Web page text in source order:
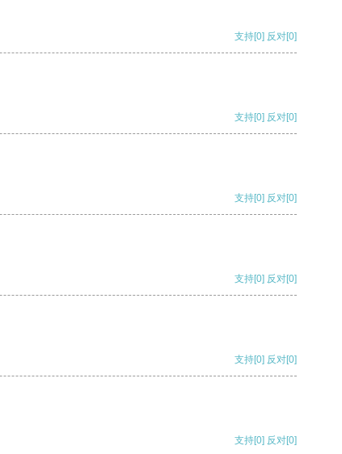
支持[0] 反对[0]
支持[0] 反对[0]
支持[0] 反对[0]
支持[0] 反对[0]
支持[0] 反对[0]
支持[0] 反对[0]